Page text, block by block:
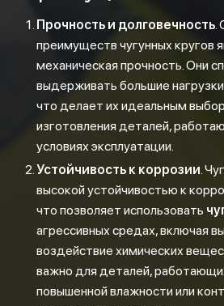
Прочность и долговечность.
преимуществ чугунных кругов
механическая прочность. Они
выдерживать большие
что делает их идеальным
изготовления деталей,
условиях эксплуатации.
Устойчивость к коррозии.
высокой устойчивостью к
что позволяет использовать
агрессивных средах, включая
воздействие химических
важно для деталей,
повышенной влажности или